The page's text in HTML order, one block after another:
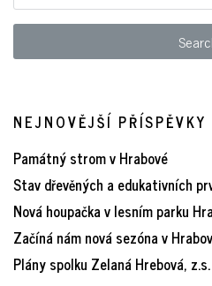
NEJNOVĚJŠÍ PŘÍSPĚVKY
Památný strom v Hrabové
Stav dřevěných a edukativních
Nová houpačka v lesním parku
Začíná nám nová sezóna v
Plány spolku Zelaná Hrebová,